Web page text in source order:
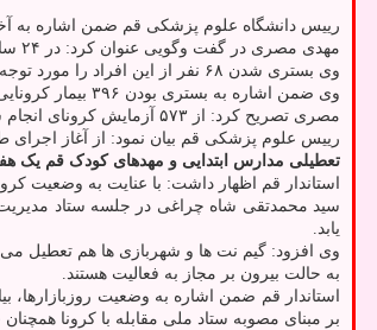
رییس دانشگاه علوم پزشکی قم ضمن اشاره به
مهدی مصری در گفت وگویی عنوان کرد: در ۲۴ ساعت منتهی به ۲۲ بهمن ماه، ۷۴ بیمار مشکوک و یا با علایم قطعی مبتلا شدن به کرونا توسط اورژانس مراکز درمانی قم مورد پذیرش قرار گرفتند.
وی بستری شدن ۶۸ نفر از این افراد را مورد توجه قرار داد و اظهار داشت: ۶۹ نفر که طی روزهای گذشته بستری شده بودند هم به تشخیص پزشکان معالج برای انجام
وی ضمن اشاره به بستری بودن ۳۹۶ بیمار کرونایی در مراکز درمانی قم، اظهار داشت: ۴۸ نفر به علت وخامت اوضاع جسمی در بخش مراقبت های ویژه نگهداری می شوند.
مصری تصریح کرد: از ۵۷۳ آزمایش کرونای انجام شده نتیجه ۳۰۹ مورد مثبت شد.
رییس علوم پزشکی قم بیان نمود: از آغاز اجرای طرح همگانی واکسیناسیون
تعطیلی مدارس ابتدایی و مهدهای کودک قم یک
استاندار قم اظهار داشت: با عنایت به وضعیت
سید محمدتقی شاه چراغی در جلسه ستاد
یابد.
به حالت بیرون بر مجاز به فعالیت هستند.
استاندار قم ضمن اشاره به وضعیت روزبازارها،
بر مبنای مصوبه ستاد ملی مقابله با کرونا